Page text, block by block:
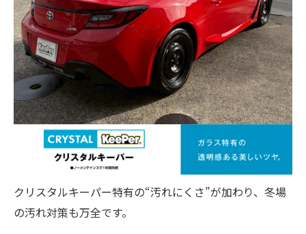
クリスタルキーパー特有の“汚れにくさ”が加わり、冬場
の汚れ対策も万全です。